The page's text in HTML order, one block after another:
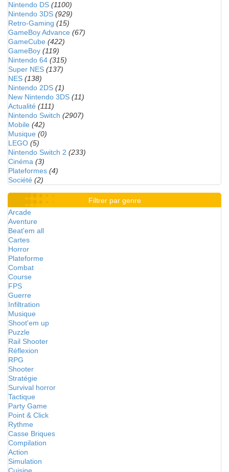
Nintendo DS (1100)
Nintendo 3DS (929)
Retro-Gaming (15)
GameBoy Advance (67)
GameCube (422)
GameBoy (119)
Nintendo 64 (315)
Super NES (137)
NES (138)
Nintendo 2DS (1)
New Nintendo 3DS (11)
Actualité (111)
Nintendo Switch (2907)
Mobile (42)
Musique (0)
LEGO (5)
Nintendo Switch 2 (233)
Cinéma (3)
Plateformes (4)
Société (2)
Filtrer par genre
Arcade
Aventure
Beat'em all
Cartes
Horror
Plateforme
Combat
Course
FPS
Guerre
Infiltration
Musique
Shoot'em up
Puzzle
Rail Shooter
Réflexion
RPG
Shooter
Stratégie
Survival horror
Tactique
Party Game
Point & Click
Rythme
Casse Briques
Compilation
Action
Simulation